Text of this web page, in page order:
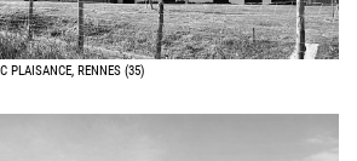
PLAISANCE, RENNES (35)